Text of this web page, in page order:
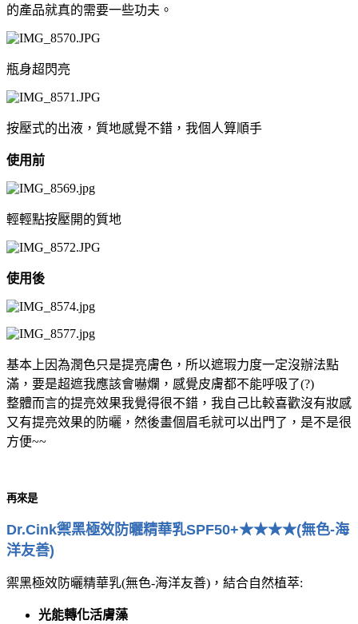
的產品就真的需要一些功夫。
瓶身超閃亮
按壓式的出液，質地感覺不錯，我個人算順手
使用前
輕輕點按壓開的質地
使用後
基本上因為潤色只是提亮膚色，所以遮瑕力度一定沒辦法點
滿，要是超遮我應該會嚇爛，感覺皮膚都不能呼吸了(?)
整體而言的提亮效果我覺得很不錯，我自己比較喜歡沒有妝感
又有提亮效果的防曬，然後畫個眉毛就可以出門了，是不是很
方便~~
再來是
Dr.Cink禦黑極效防曬精華乳SPF50+★★★★(無色-海
洋友善)
禦黑極效防曬精華乳(無色-海洋友善)，結合自然植萃:
光能轉化活膚藻